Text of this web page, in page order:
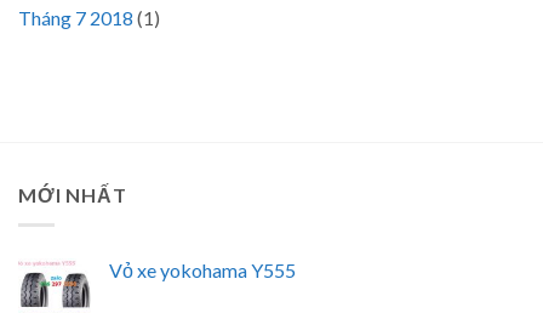
Tháng 7 2018 (1)
MỚI NHẤT
Vỏ xe yokohama Y555